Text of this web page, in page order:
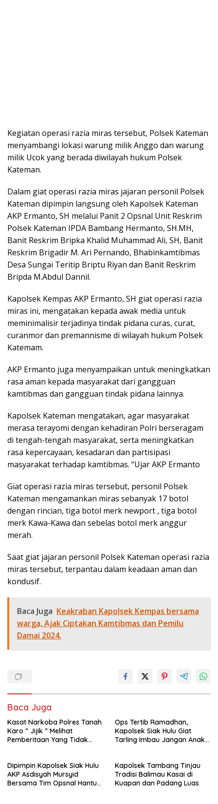
Kegiatan operasi razia miras tersebut, Polsek Kateman
menyambangi lokasi warung milik Anggo dan warung
milik Ucok yang berada diwilayah hukum Polsek
Kateman.
Dalam giat operasi razia miras jajaran personil Polsek
Kateman dipimpin langsung oleh Kapolsek Kateman
AKP Ermanto, SH melalui Panit 2 Opsnal Unit Reskrim
Polsek Kateman IPDA Bambang Hermanto, SH.MH,
Banit Reskrim Bripka Khalid Muhammad Ali, SH, Banit
Reskrim Brigadir M. Ari Pernando, Bhabinkamtibmas
Desa Sungai Teritip Briptu Riyan dan Banit Reskrim
Bripda M.Abdul Dannil.
Kapolsek Kempas AKP Ermanto, SH giat operasi razia
miras ini, mengatakan kepada awak media untuk
meminimalisir terjadinya tindak pidana curas, curat,
curanmor dan premannisme di wilayah hukum Polsek
Katemam.
AKP Ermanto juga menyampaikan untuk meningkatkan
rasa aman kepada masyarakat dari gangguan
kamtibmas dan gangguan tindak pidana lainnya.
Kapolsek Kateman mengatakan, agar masyarakat
merasa terayomi dengan kehadiran Polri berseragam
di tengah-tengah masyarakat, serta meningkatkan
rasa kepercayaan, kesadaran dan partisipasi
masyarakat terhadap kamtibmas. “Ujar AKP Ermanto
Giat operasi razia miras tersebut, personil Polsek
Kateman mengamankan miras sebanyak 17 botol
dengan rincian, tiga botol merk newport , tiga botol
merk Kawa-Kawa dan sebelas botol merk anggur
merah.
Saat giat jajaran personil Polsek Kateman operasi razia
miras tersebut, terpantau dalam keadaan aman dan
kondusif.
Baca Juga Keakraban Kapolsek Kempas bersama
warga, Ajak Ciptakan Kamtibmas dan Pemilu
Damai 2024.
Baca Juga
Kasat Narkoba Polres Tanah
Karo ” Jijik ” Melihat
Pemberitaan Yang Tidak
Ops Tertib Ramadhan,
Kapolsek Siak Hulu Giat
Tarling Imbau Jangan Anak
Dipimpin Kapolsek Siak Hulu
AKP Asdisyah Mursyid
Bersama Tim Opsnal Hantu
Kapolsek Tambang Tinjau
Tradisi Balimau Kasai di
Kuapan dan Padang Luas